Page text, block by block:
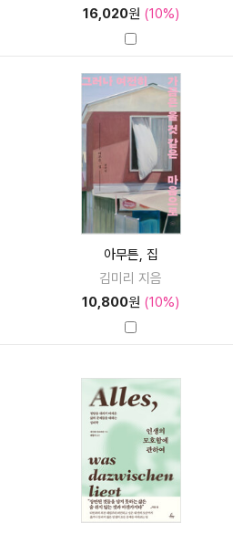
16,020원 (10%)
아무튼, 집
김미리 지음
10,800원 (10%)